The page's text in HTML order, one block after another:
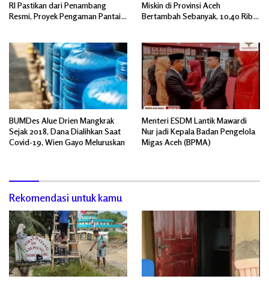
RI Pastikan dari Penambang
Resmi, Proyek Pengaman Pantai
Miskin di Provinsi Aceh
Bertambah Sebanyak, 10,40 Ribu
BUMDes Alue Drien Mangkrak
Sejak 2018, Dana Dialihkan Saat
Covid-19, Wien Gayo Meluruskan
Menteri ESDM Lantik Mawardi
Nur jadi Kepala Badan Pengelola
Migas Aceh (BPMA)
Rekomendasi untuk kamu